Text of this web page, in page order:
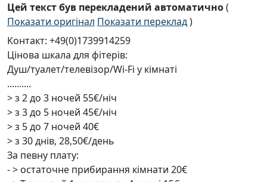
Цей текст був перекладений автоматично(
Показати оригінал Показати переклад)
Контакт: +49(0)1739914259
Цінова шкала для фітерів:
Душ/туалет/телевізор/Wi-Fi у кімнаті
..........
> з 2 до 3 ночей 55€/ніч
> з 3 до 5 ночей 45€/ніч
> з 5 до 7 ночей 40€
> з 30 днів, 28,50€/день
За певну плату:
- > остаточне прибирання кімнати 20€